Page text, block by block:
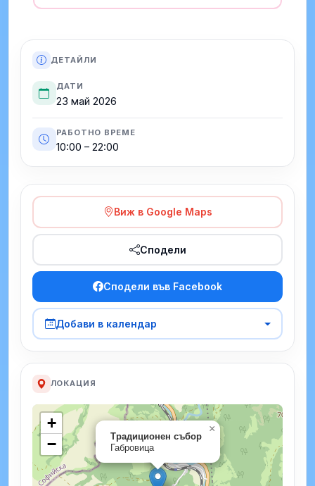
ДЕТАЙЛИ
ДАТИ
23 май 2026
РАБОТНО ВРЕМЕ
10:00 – 22:00
Виж в Google Maps
Сподели
Сподели във Facebook
Добави в календар
ЛОКАЦИЯ
Традиционен събор
Габровица
×
+
−